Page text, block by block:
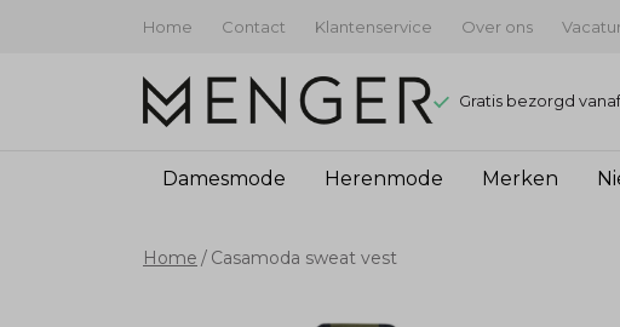
Home Contact Klantenservice Over ons
Gratis bezorgd
Damesmode Herenmode Merken
Casamoda
sweatHome Casamoda sweat vest